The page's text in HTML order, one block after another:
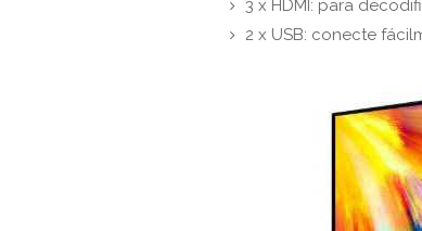
3 x HDMI: para
2 x USB: conecte